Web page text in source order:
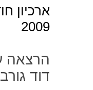
ארכיון
2009
הרצאה
דוד